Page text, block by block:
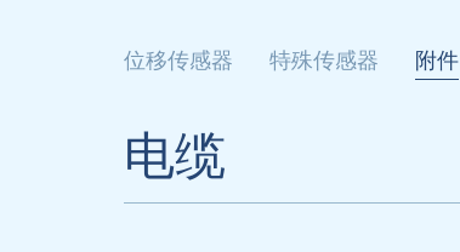
位移传感器 特殊传感器 附件
电缆